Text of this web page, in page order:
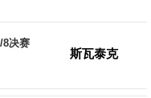
8决赛
斯瓦泰克